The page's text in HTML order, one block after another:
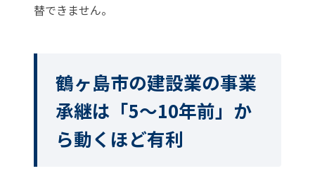
替できません。
鶴ヶ島市の建設業の事業
承継は「5〜10年前」か
ら動くほど有利